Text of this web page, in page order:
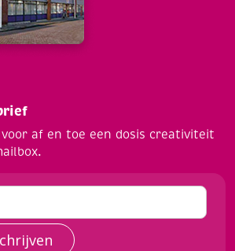
af en toe een dosis creativiteit